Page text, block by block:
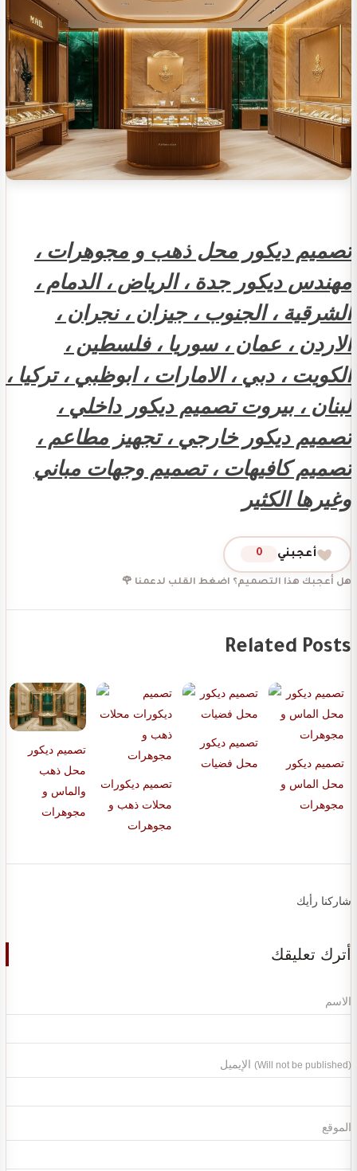
تصميم ديكور محل ذهب و مجوهرات ،
مهندس ديكور جدة ، الرياض ، الدمام ،
الشرقية ، الجنوب ، جيزان ، نجران ،
الاردن ، عمان ، سوريا ، فلسطين ،
الكويت ، دبي ، الامارات ، ابوظبي ، تركيا ،
لبنان ، بيروت تصميم ديكور داخلي ،
تصميم ديكور خارجي ، تجهيز مطاعم ،
تصميم كافيهات ، تصميم وجهات مباني
وغيرها الكثير
أعجبني 0
هل أعجبك هذا التصميم؟ اضغط القلب لدعمنا 🌹
Related Posts
تصميم ديكور
محل ذهب
والماس و
مجوهرات
تصميم ديكورات
محلات ذهب و
مجوهرات
تصميم ديكور
محل فضيات
تصميم ديكور
محل الماس و
مجوهرات
شاركنا رأيك
أترك تعليقك
الاسم
(Will not be published)
الموقع